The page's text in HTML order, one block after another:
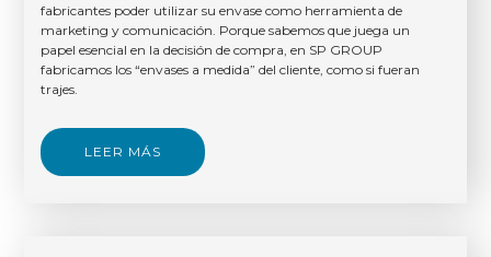
fabricantes poder utilizar su envase como herramienta de
marketing y comunicación. Porque sabemos que juega un
papel esencial en la decisión de compra, en SP GROUP
fabricamos los “envases a medida” del cliente, como si fueran
trajes.
LEER MÁS